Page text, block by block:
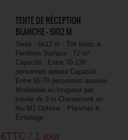
TENTE DE RÉCEPTION
BLANCHE - 6X12 M
Tente : 6x12 m - Toit blanc &
Fenêtres Surface : 72 m²
Capacité : Entre 70-130
personnes debout Capacité :
Entre 55-70 personnes assises
Modulable en longueur par
travée de 3 m Classement au
feu M2 Options : Plancher &
Éclairage
€TTC / 1 jour